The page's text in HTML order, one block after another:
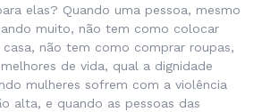
elas? Quando uma pessoa, mesmo
muito, não tem como colocar
não tem como comprar roupas,
de vida, qual a dignidade
mulheres sofrem com a violência
alta, e quando as pessoas das